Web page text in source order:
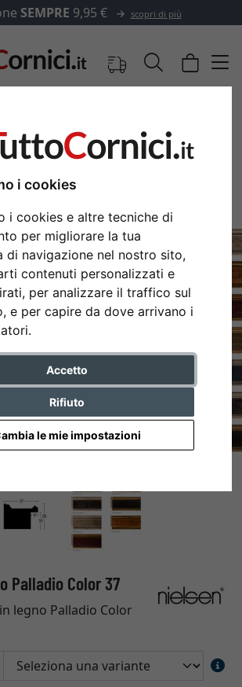
i cookies
i cookies e altre tecniche di
per migliorare la tua
di navigazione nel nostro sito,
contenuti personalizzati e
per analizzare il traffico sul
e per capire da dove arrivano i
Accetto
Rifiuto
le mie impostazioni
SEMPRE 9,95 € scopri di più
Palladio Color 37
legno Palladio Color